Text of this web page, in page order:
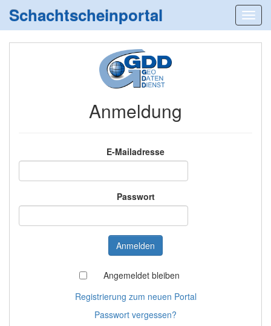
Schachtscheinportal
Anmeldung
E-Mailadresse
Passwort
Angemeldet bleiben
Registrierung zum neuen Portal
Passwort vergessen?